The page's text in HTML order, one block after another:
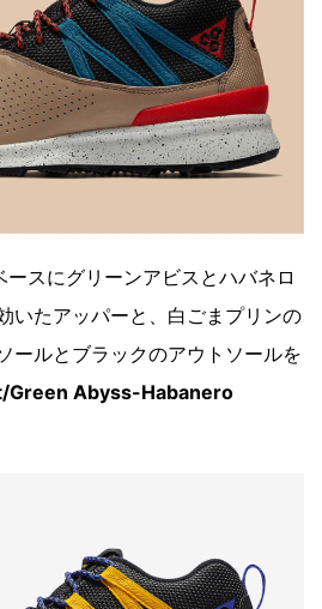
スにグリーンアビスとハバネロ
いたアッパーと、白ごまプリンの
ールとブラックのアウトソールを
Green Abyss-Habanero